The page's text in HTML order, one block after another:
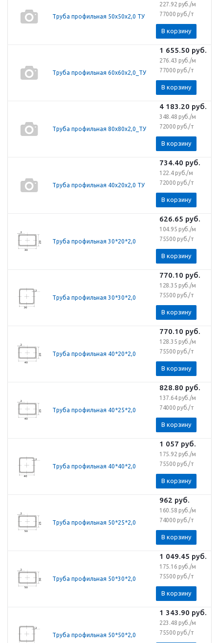
Труба профильная 50х50х2,0 ТУ
227.92 руб./м
77000 руб./т
В корзину
Труба профильная 60х60х2,0_ТУ
1 655.50 руб.
276.43 руб./м
77000 руб./т
В корзину
Труба профильная 80х80х2,0_ТУ
4 183.20 руб.
348.48 руб./м
72000 руб./т
В корзину
Труба профильная 40х20х2,0 ТУ
734.40 руб.
122.4 руб./м
72000 руб./т
В корзину
Труба профильная 30*20*2,0
626.65 руб.
104.95 руб./м
75500 руб./т
В корзину
Труба профильная 30*30*2,0
770.10 руб.
128.35 руб./м
75500 руб./т
В корзину
Труба профильная 40*20*2,0
770.10 руб.
128.35 руб./м
75500 руб./т
В корзину
Труба профильная 40*25*2,0
828.80 руб.
137.64 руб./м
74000 руб./т
В корзину
Труба профильная 40*40*2,0
1 057 руб.
175.92 руб./м
75500 руб./т
В корзину
Труба профильная 50*25*2,0
962 руб.
160.58 руб./м
74000 руб./т
В корзину
Труба профильная 50*30*2,0
1 049.45 руб.
175.16 руб./м
75500 руб./т
В корзину
Труба профильная 50*50*2,0
1 343.90 руб.
223.48 руб./м
75500 руб./т